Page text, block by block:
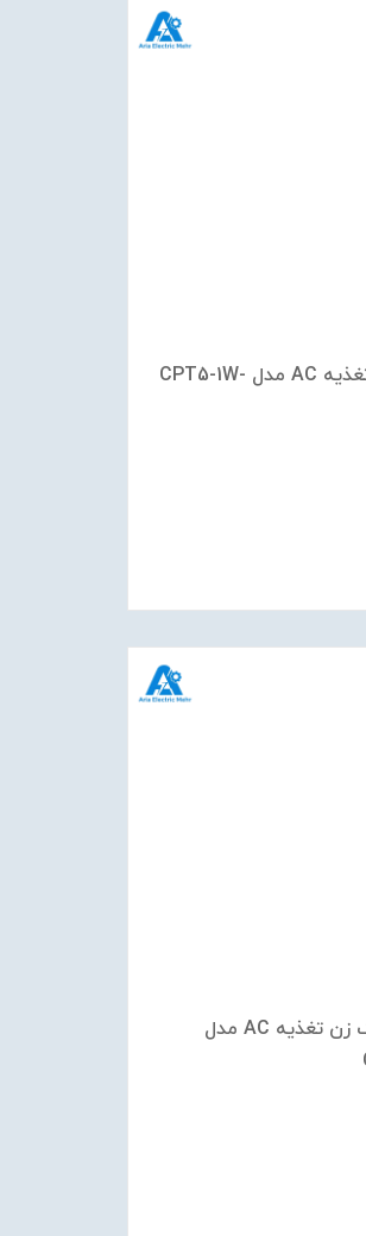
چراغ آلارم یک طبقه ساده تغذیه AC مدل CPT5-1W-
چراغ آلارم یک طبقه چشمک زن تغذیه AC مدل